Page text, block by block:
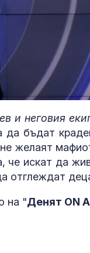
и неговия
да бъдат
желаят
че искат да
отглеждат
на "Денят ON